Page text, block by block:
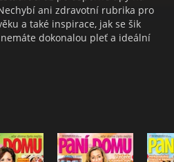
ani zdravotní rubrika pro
a také inspirace, jak se šik
dokonalou pleť a ideální